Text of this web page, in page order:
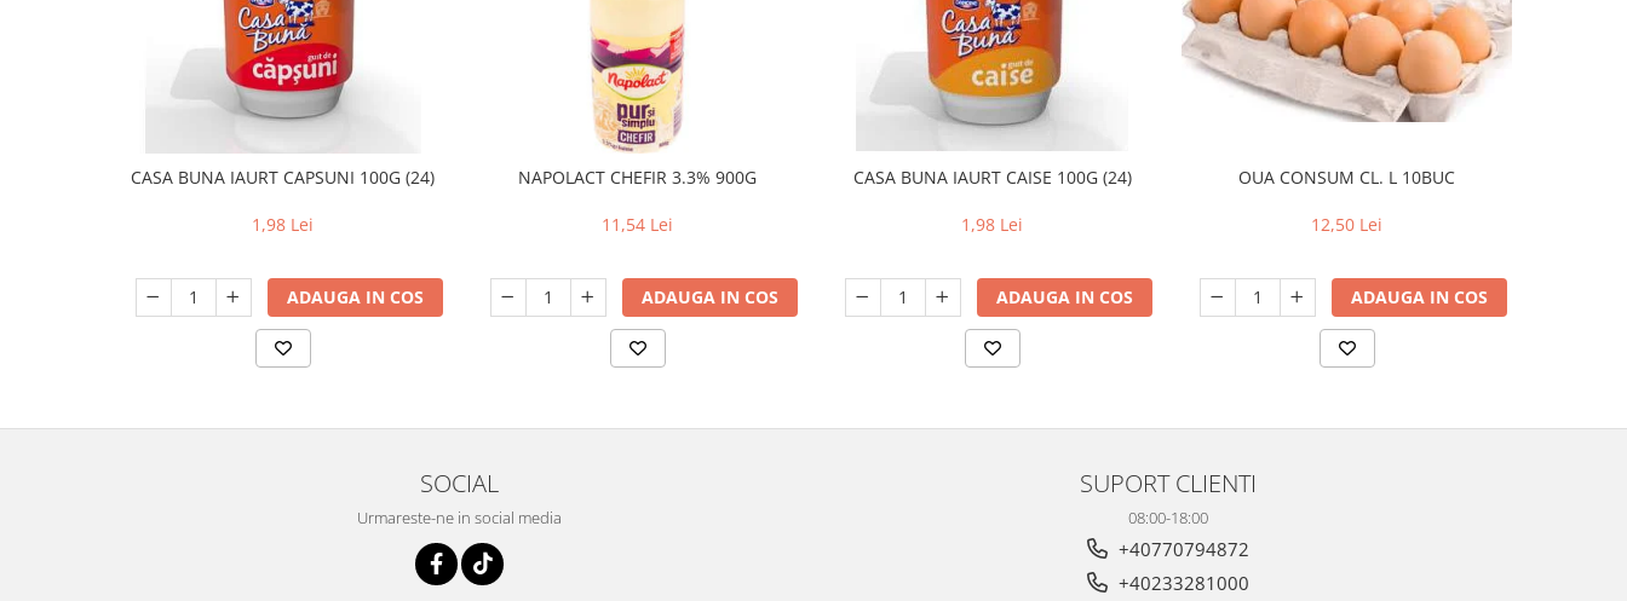
CASA BUNA IAURT CAPSUNI 100G (24)
1,98 Lei
ADAUGA IN COS
NAPOLACT CHEFIR 3.3% 900G
11,54 Lei
ADAUGA IN COS
CASA BUNA IAURT CAISE 100G (24)
1,98 Lei
ADAUGA IN COS
OUA CONSUM CL. L 10BUC
12,50 Lei
ADAUGA IN COS
SOCIAL
Urmareste-ne in social media
SUPORT CLIENTI
08:00-18:00
+40770794872
+40233281000